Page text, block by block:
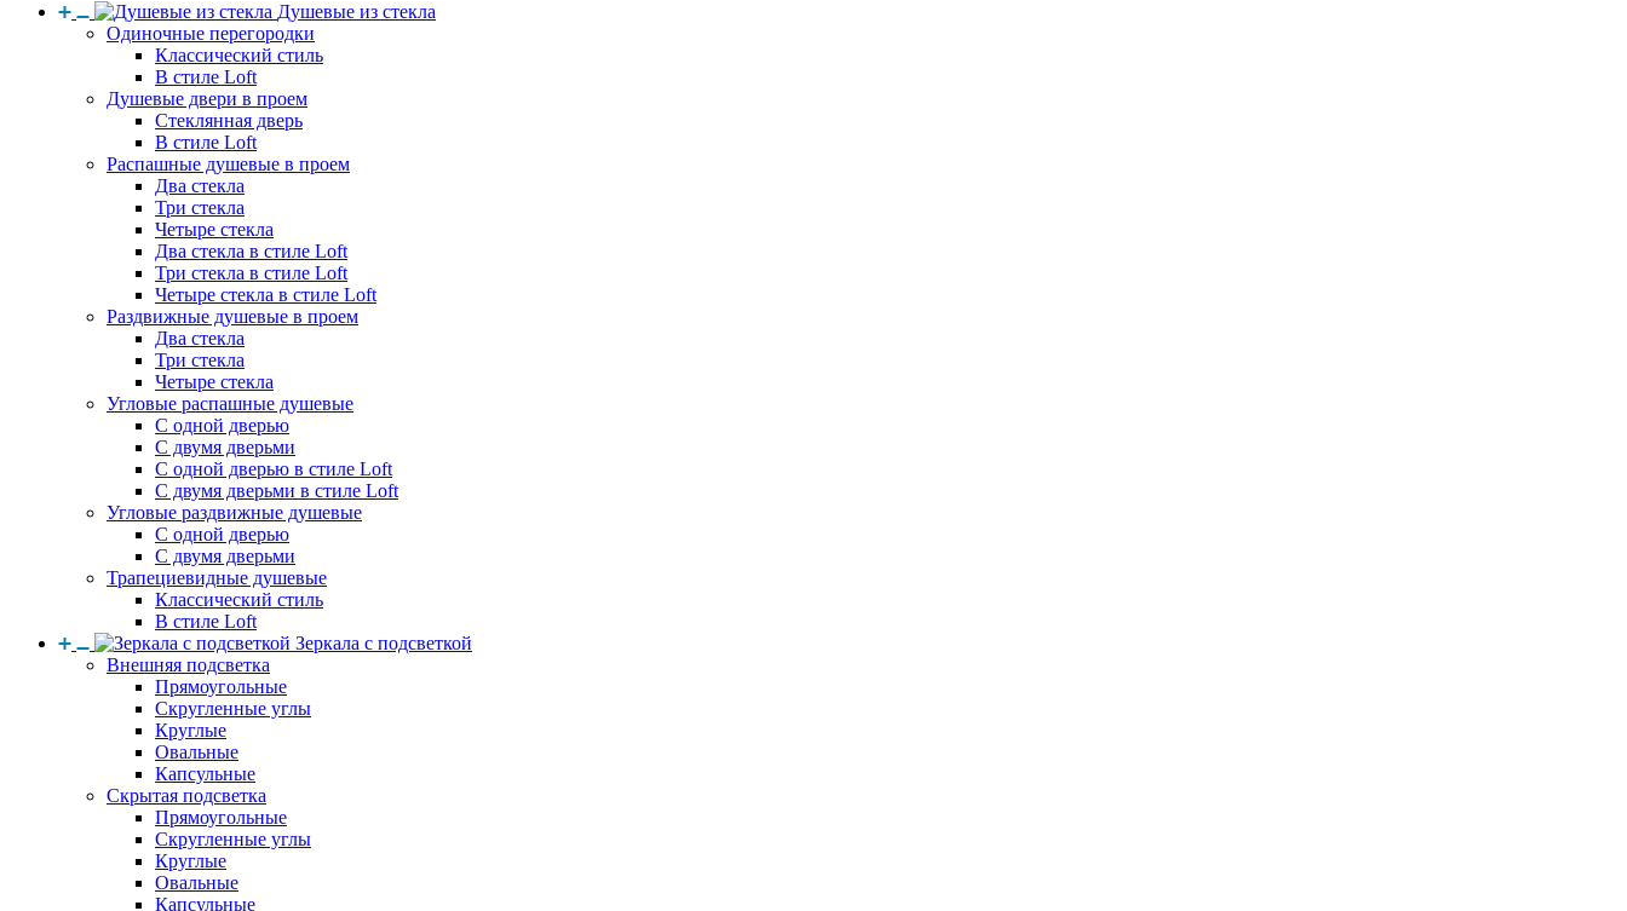
Душевые из стекла
Одиночные перегородки
Классический стиль
В стиле Loft
Душевые двери в проем
Стеклянная дверь
В стиле Loft
Распашные душевые в проем
Два стекла
Три стекла
Четыре стекла
Два стекла в стиле Loft
Три стекла в стиле Loft
Четыре стекла в стиле Loft
Раздвижные душевые в проем
Два стекла
Три стекла
Четыре стекла
Угловые распашные душевые
С одной дверью
С двумя дверьми
С одной дверью в стиле Loft
С двумя дверьми в стиле Loft
Угловые раздвижные душевые
С одной дверью
С двумя дверьми
Трапециевидные душевые
Классический стиль
В стиле Loft
Зеркала с подсветкой
Внешняя подсветка
Прямоугольные
Скругленные углы
Круглые
Овальные
Капсульные
Скрытая подсветка
Прямоугольные
Скругленные углы
Круглые
Овальные
Капсульные